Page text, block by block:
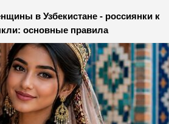
в Узбекистане - россиянки к
основные правила